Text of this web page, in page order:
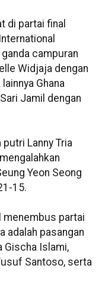
di partai final
campuran
Widjaja dengan
Ghana
Jamil dengan
Lanny Tria
Yeon Seong
15.
menembus partai
adalah pasangan
Gischa Islami,
Santoso, serta